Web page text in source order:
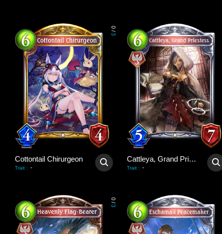
0
/
3
Cottontail Chirurgeon
Trait : -
Cattleya, Grand Priestess
Trait : -
0
/
3